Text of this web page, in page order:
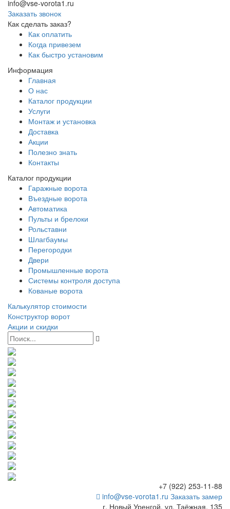
info@vse-vorota1.ru
Заказать звонок
Как сделать заказ?
Как оплатить
Когда привезем
Как быстро установим
Информация
Главная
О нас
Каталог продукции
Услуги
Монтаж и установка
Доставка
Акции
Полезно знать
Контакты
Каталог продукции
Гаражные ворота
Въездные ворота
Автоматика
Пульты и брелоки
Рольставни
Шлагбаумы
Перегородки
Двери
Промышленные ворота
Системы контроля доступа
Кованые ворота
Калькулятор стоимости
Конструктор ворот
Акции и скидки
+7 (922) 253-11-88
info@vse-vorota1.ru Заказать замер
г. Новый Уренгой, ул. Таёжная, 135